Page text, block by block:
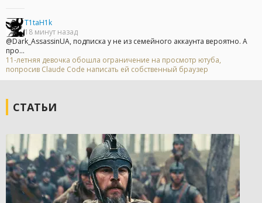
T1taH1k
18 минут назад
@Dark_AssassinUA, подписка у не из семейного аккаунта вероятно. А
про...
11-летняя девочка обошла ограничение на просмотр ютуба,
попросив Claude Code написать ей собственный браузер
СТАТЬИ